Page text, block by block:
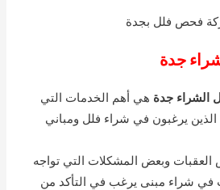
فحص فلل بجدة
جدة
الشراء جدة هي أهم الخدمات التي
الذين يرغبون في شراء فلل ومباني
وبعض المشكلات التي تواجه
في شراء مبنى يرغب في التأكد من